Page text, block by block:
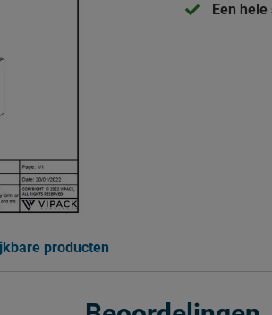
Een
producten